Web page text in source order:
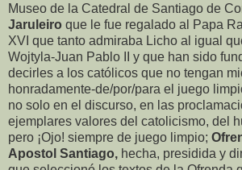
Museo de la Catedral de Santiago de
Jaruleiro que le fue regalado al Papa
XVI que tanto admiraba Licho al igual
Wojtyla-Juan Pablo II y que han sido
decirles a los católicos que no tengan
honradamente-de/por/para el juego
no solo en el discurso, en las
ejemplares valores del catolicismo, del
pero ¡Ojo! siempre de juego limpio;
Apostol Santiago, hecha, presidida y